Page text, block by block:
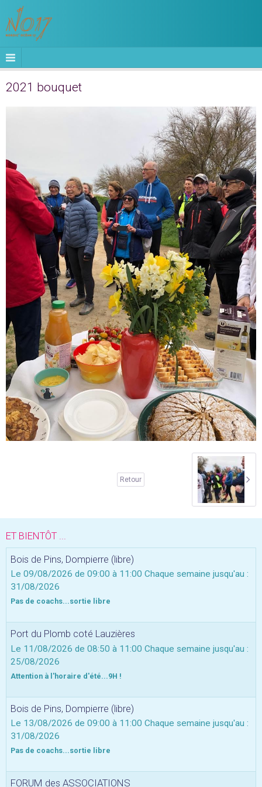
2021 bouquet
Retour
ET BIENTÔT ...
Bois de Pins, Dompierre (libre)
Le 09/08/2026 de 09:00 à 11:00 Chaque semaine jusqu'au :
31/08/2026
Pas de coachs...sortie libre
Port du Plomb coté Lauzières
Le 11/08/2026 de 08:50 à 11:00 Chaque semaine jusqu'au :
25/08/2026
Attention à l'horaire d'été...9H !
Bois de Pins, Dompierre (libre)
Le 13/08/2026 de 09:00 à 11:00 Chaque semaine jusqu'au :
31/08/2026
Pas de coachs...sortie libre
FORUM des ASSOCIATIONS